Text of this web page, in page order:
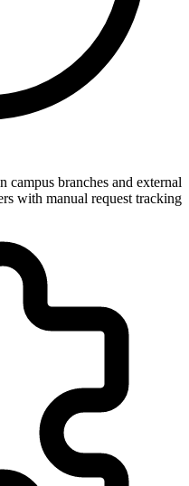
branches and external
with manual request tracking